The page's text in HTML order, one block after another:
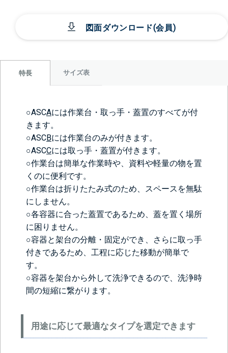
図面ダウンロード(会員)
特長 サイズ表
○ASCAには作業台・取っ手・蓋置のすべてが付
きます。
○ASCBには作業台のみが付きます。
○ASCCには取っ手・蓋置が付きます。
○作業台は簡単な作業時や、資料や軽量の物を置
くのに便利です。
○作業台は折りたたみ式のため、スペースを無駄
にしません。
○各容器に合った蓋置であるため、蓋を置く場所
に困りません。
○容器と架台の分離・固定ができ、さらに取っ手
付きであるため、工程に応じた移動が簡単で
す。
○容器を架台から外して洗浄できるので、洗浄時
間の短縮に繋がります。
用途に応じて最適なタイプを選定できます